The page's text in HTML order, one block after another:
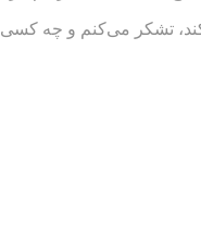
تشکر می‌کنم و چه کسی